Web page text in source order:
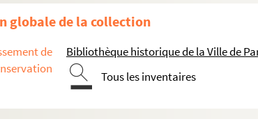
globale de la collection
de
Bibliothèque historique de la Ville de
Tous les inventaires
Maubeuge
Montmartre
Dame de Lorette